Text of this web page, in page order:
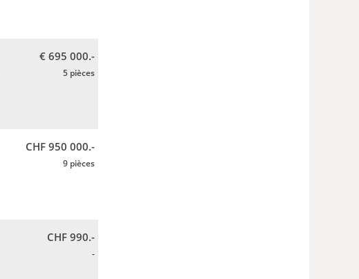
€ 695 000.-
5 pièces
CHF 950 000.-
9 pièces
CHF 990.-
-